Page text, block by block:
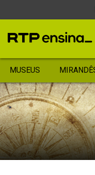
MUSEUS